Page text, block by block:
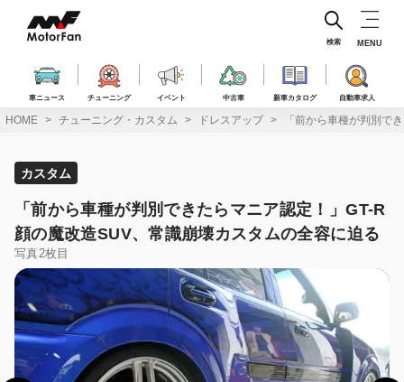
ス
車ニュース チューニング イベント 中古車 新車カタログ 自動車求人
検索 MENU
HOME チューニング・カスタム ドレスアップ 「前から車種が判別で
カスタム
「前から車種が判別できたらマニア認定！」GT-R
顔の魔改造SUV、常識崩壊カスタムの全容に迫る
写真2枚目